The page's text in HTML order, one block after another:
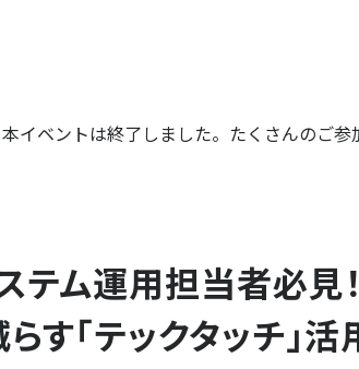
本イベントは終了しました。たくさんのご参
ステム運用担当者必見
す「テックタッチ」活